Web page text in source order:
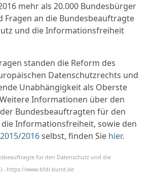
mehr als 20.000 Bundesbürger
Fragen an die Bundesbeauftragte
und die Informationsfreiheit
standen die Reform des
Datenschutzrechts und
Unabhängigkeit als Oberste
Informationen über den
Bundesbeauftragten für den
Informationsfreiheit, sowie den
2016selbst, finden Sie hier.
für den Datenschutz und die
- https://www.bfdi.bund.de